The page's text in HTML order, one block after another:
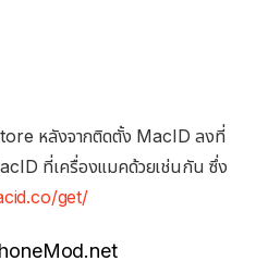
หลังจากติดตั้ง MacID ลงที่
ที่เครื่องแมคด้วยเช่นกัน ซึ่ง
get/